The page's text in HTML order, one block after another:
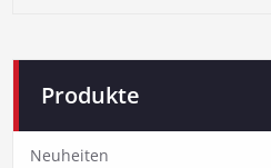
Produkte
Neuheiten